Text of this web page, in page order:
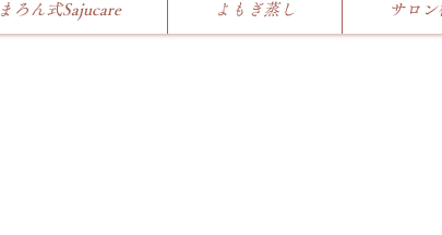
まろん式Sajucare よもぎ蒸し サロ